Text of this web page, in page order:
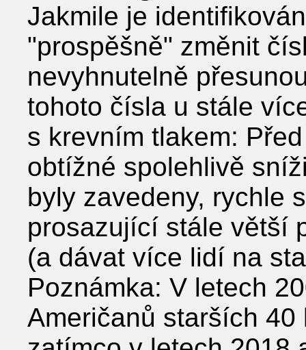
Jakmile je
"prospěšně" změnit
nevyhnutelně
tohoto čísla u stále
s krevním tlakem:
obtížné spolehlivě
byly zavedeny, rychle
prosazující stále větší
(a dávat více lidí na
Poznámka: V letech
Američanů starších